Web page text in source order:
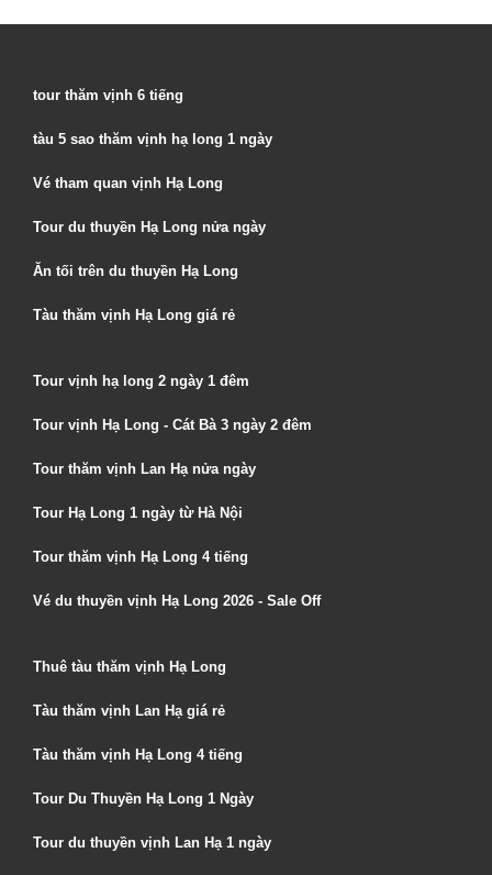
tour thăm vịnh 6 tiếng
tàu 5 sao thăm vịnh hạ long 1 ngày
Vé tham quan vịnh Hạ Long
Tour du thuyền Hạ Long nửa ngày
Ăn tối trên du thuyền Hạ Long
Tàu thăm vịnh Hạ Long giá rẻ
Tour vịnh hạ long 2 ngày 1 đêm
Tour vịnh Hạ Long - Cát Bà 3 ngày 2 đêm
Tour thăm vịnh Lan Hạ nửa ngày
Tour Hạ Long 1 ngày từ Hà Nội
Tour thăm vịnh Hạ Long 4 tiếng
Vé du thuyền vịnh Hạ Long 2026 - Sale Off
Thuê tàu thăm vịnh Hạ Long
Tàu thăm vịnh Lan Hạ giá rẻ
Tàu thăm vịnh Hạ Long 4 tiếng
Tour Du Thuyền Hạ Long 1 Ngày
Tour du thuyền vịnh Lan Hạ 1 ngày